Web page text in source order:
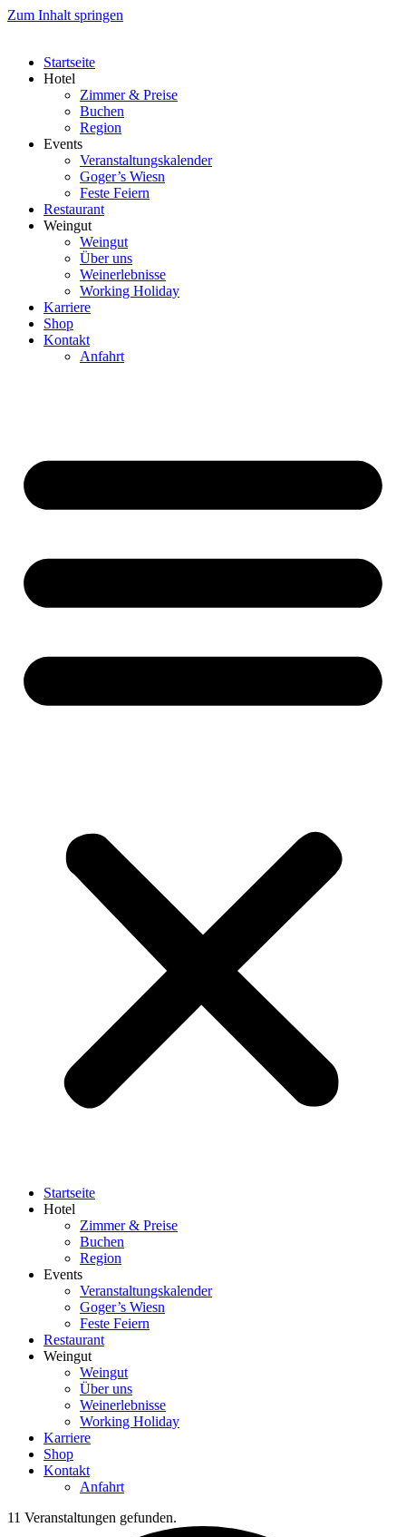
Zum Inhalt springen
Startseite
Hotel
Zimmer & Preise
Buchen
Region
Events
Veranstaltungskalender
Goger’s Wiesn
Feste Feiern
Restaurant
Weingut
Weingut
Über uns
Weinerlebnisse
Working Holiday
Karriere
Shop
Kontakt
Anfahrt
Startseite
Hotel
Zimmer & Preise
Buchen
Region
Events
Veranstaltungskalender
Goger’s Wiesn
Feste Feiern
Restaurant
Weingut
Weingut
Über uns
Weinerlebnisse
Working Holiday
Karriere
Shop
Kontakt
Anfahrt
11 Veranstaltungen gefunden.